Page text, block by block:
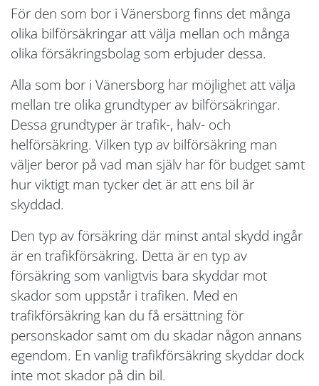
För den som bor i Vänersborg finns det många
olika bilförsäkringar att välja mellan och många
olika försäkringsbolag som erbjuder dessa.
Alla som bor i Vänersborg har möjlighet att välja
mellan tre olika grundtyper av bilförsäkringar.
Dessa grundtyper är trafik-, halv- och
helförsäkring. Vilken typ av bilförsäkring man
väljer beror på vad man själv har för budget samt
hur viktigt man tycker det är att ens bil är
skyddad.
Den typ av försäkring där minst antal skydd ingår
är en trafikförsäkring. Detta är en typ av
försäkring som vanligtvis bara skyddar mot
skador som uppstår i trafiken. Med en
trafikförsäkring kan du få ersättning för
personskador samt om du skadar någon annans
egendom. En vanlig trafikförsäkring skyddar dock
inte mot skador på din bil.